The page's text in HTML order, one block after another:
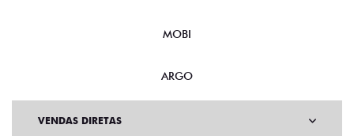
MOBI
ARGO
VENDAS DIRETAS